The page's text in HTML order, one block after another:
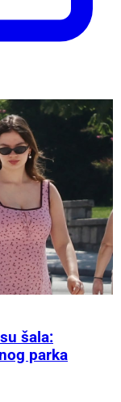
šala:
parka